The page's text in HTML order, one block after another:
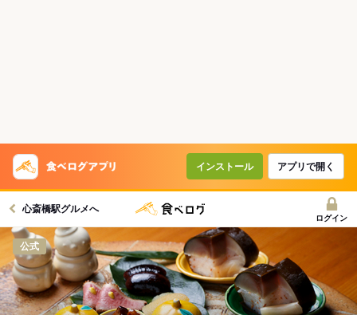
インストール アプリで開く
心斎橋駅グルメへ
ログイン
公式